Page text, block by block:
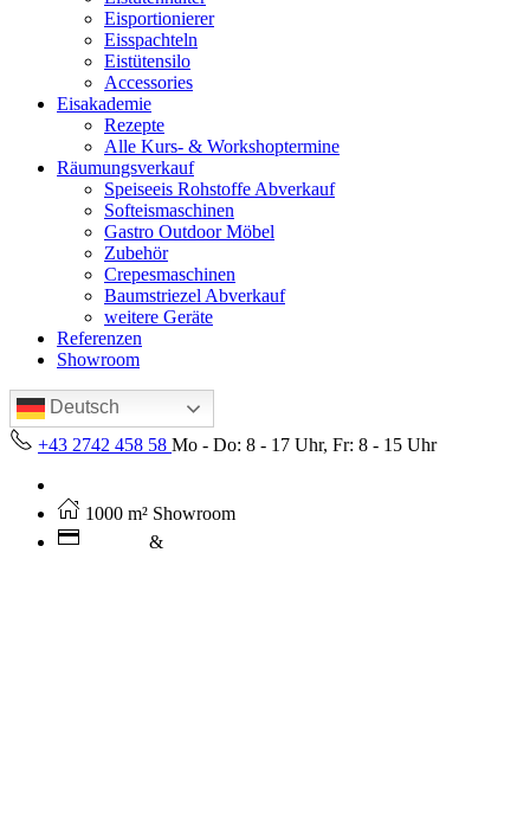
Eisportionierer
Eisspachteln
Eistütensilo
Accessories
Eisakademie
Rezepte
Alle Kurs- & Workshoptermine
Räumungsverkauf
Speiseeis Rohstoffe Abverkauf
Softeismaschinen
Gastro Outdoor Möbel
Zubehör
Crepesmaschinen
Baumstriezel Abverkauf
weitere Geräte
Referenzen
Showroom
Deutsch
+43 2742 458 58 Mo - Do: 8 - 17 Uhr, Fr: 8 - 15 Uhr
1000 m² Showroom
&